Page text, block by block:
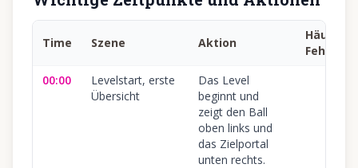
Time Szene Aktion
Häufiger
Fehler
00:00
Levelstart, erste
Übersicht
Das Level
beginnt und
zeigt den Ball
oben links und
das Zielportal
unten rechts.